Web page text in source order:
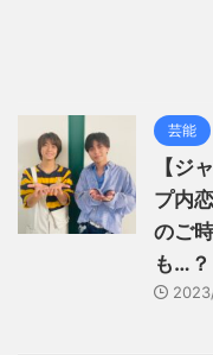
芸能
【ジ
プ内
のご
も…？